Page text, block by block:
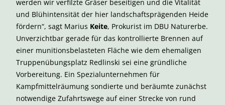
werden wir verfilzte Gräser beseitigen und die Vitalität
und Blühintensität der hier landschaftsprägenden Heide
fördern“, sagt Marius Keite, Prokurist im DBU Naturerbe.
Unverzichtbar gerade für das kontrollierte Brennen auf
einer munitionsbelasteten Fläche wie dem ehemaligen
Truppenübungsplatz Redlinski sei eine gründliche
Vorbereitung. Ein Spezialunternehmen für
Kampfmittelräumung sondierte und beräumte zunächst
notwendige Zufahrtswege auf einer Strecke von rund